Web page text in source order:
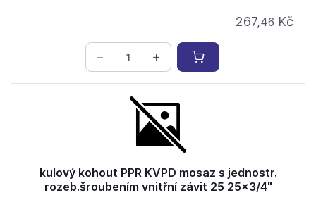
267,46 Kč
kulový kohout PPR KVPD mosaz s jednostr.
rozeb.šroubením vnitřní závit 25 25x3/4"